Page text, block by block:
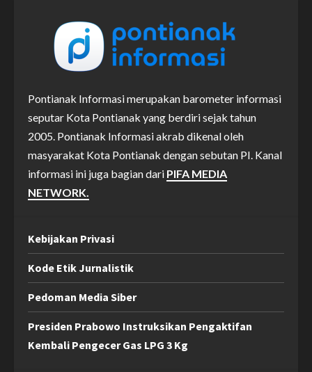
Pontianak Informasi merupakan barometer informasi
seputar Kota Pontianak yang berdiri sejak tahun
2005. Pontianak Informasi akrab dikenal oleh
masyarakat Kota Pontianak dengan sebutan PI. Kanal
informasi ini juga bagian dari PIFA MEDIA
NETWORK.
Kebijakan Privasi
Kode Etik Jurnalistik
Pedoman Media Siber
Presiden Prabowo Instruksikan Pengaktifan
Kembali Pengecer Gas LPG 3 Kg